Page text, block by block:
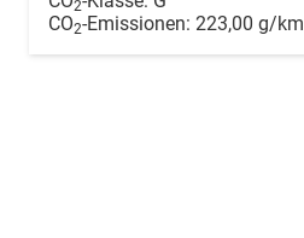
2
CO2-Emissionen: 223,00 g/km